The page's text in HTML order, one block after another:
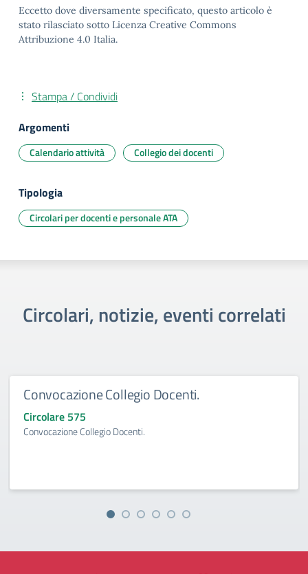
Eccetto dove diversamente specificato, questo articolo è
stato rilasciato sotto Licenza Creative Commons
Attribuzione 4.0 Italia.
Stampa / Condividi
Argomenti
Calendario attività Collegio dei docenti
Tipologia
Circolari per docenti e personale ATA
Circolari, notizie, eventi correlati
Convocazione Collegio Docenti.
Circolare 575
Convocazione Collegio Docenti.